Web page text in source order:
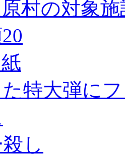
村の対象
特大弾に
し